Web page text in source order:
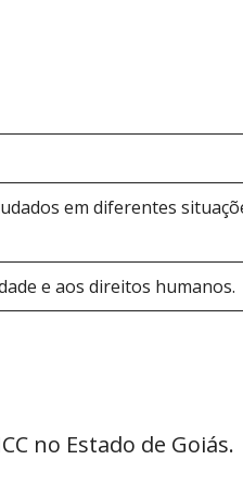
em diferentes
e aos direitos humanos.
no Estado de Goiás.